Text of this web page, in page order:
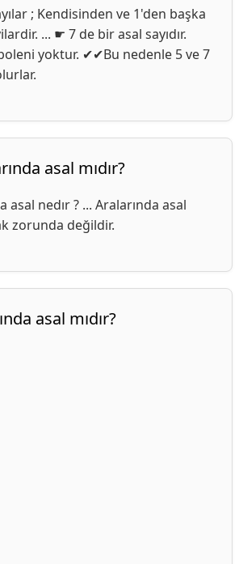
; Kendisinden ve 1'den başka
... ☛ 7 de bir asal sayıdır.
yoktur. ✔✔Bu nedenle 5 ve 7
asal mıdır?
asal nedır ? ... Aralarında asal
zorunda değildir.
asal mıdır?